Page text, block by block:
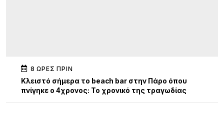
8 ΏΡΕΣ ΠΡΙΝ
Κλειστό σήμερα το beach bar στην Πάρο όπου
πνίγηκε ο 4χρονος: Το χρονικό της τραγωδίας